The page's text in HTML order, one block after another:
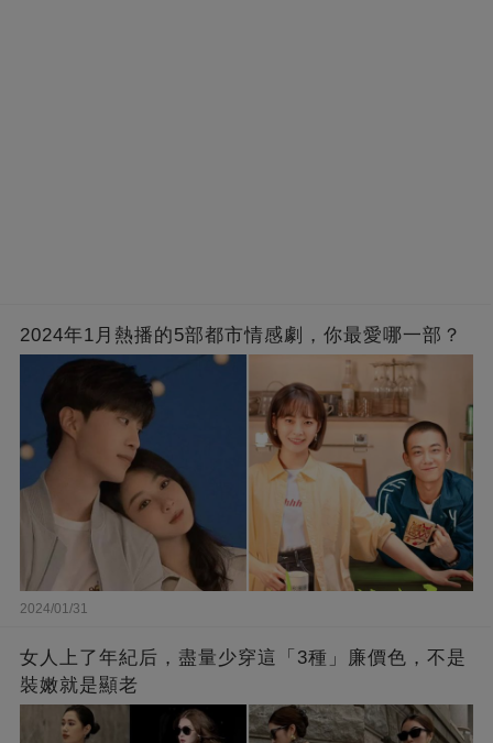
2024年1月熱播的5部都市情感劇，你最愛哪一部？
2024/01/31
女人上了年紀后，盡量少穿這「3種」廉價色，不是
裝嫩就是顯老